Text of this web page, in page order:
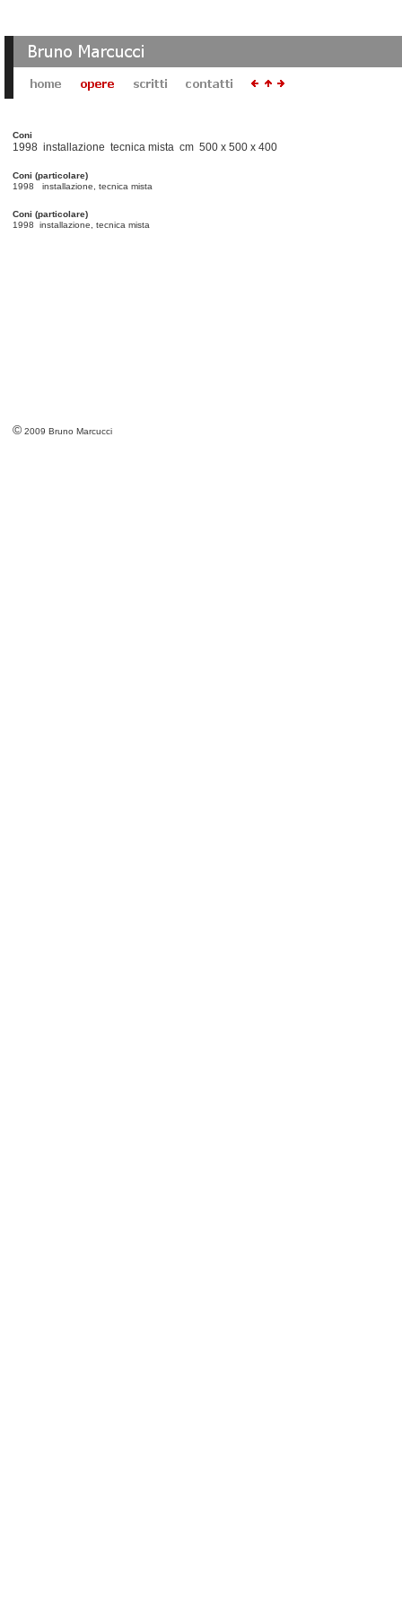
Coni
1998 installazione tecnica mista cm 500 x 500 x 400
Coni (particolare)
1998 installazione, tecnica mista
Coni (particolare)
1998 installazione, tecnica mista
© 2009 Bruno Marcucci